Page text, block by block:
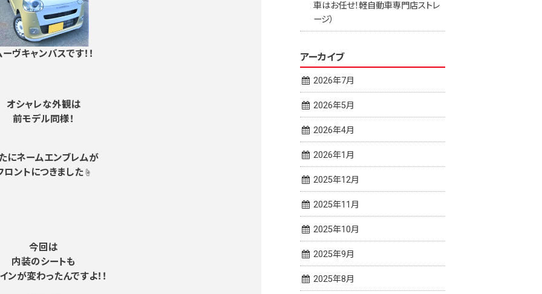
ーヴキャンバスです！！
オシャレな外観は
前モデル同様！
にネームエンブレムが
ロントにつきました ☝
今回は
内装のシートも
ンが変わったんですよ！！
車はお任せ！軽自動車専門店ストレ
ージ）
アーカイブ
2026年7月
2026年5月
2026年4月
2026年1月
2025年12月
2025年11月
2025年10月
2025年9月
2025年8月